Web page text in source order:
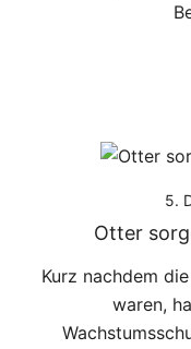
5.
Otter
Kurz nachdem
waren,